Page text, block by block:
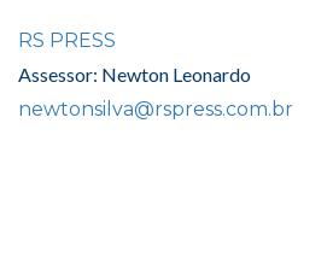
RS PRESS
Assessor: Newton Leonardo
newtonsilva@rspress.com.br